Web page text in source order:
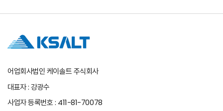
어업회사법인 케이솔트 주식회사
대표자 : 강광수
사업자 등록번호 : 411-81-70078